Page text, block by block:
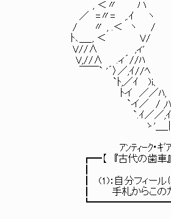
, ＜〃 ハ
／ =〃= ,.ｲ ヽ
/ 〃 , .＜ ヽ /
ﾄ､＿_, ＜ V/
V//∧ ,ィ' 【 手
V,//∧ .ィ´//ﾊ
￣￣` '´〉／,ｲ//ﾍ 【 ☆２
`ﾄ,／ｲ )i、
ﾄイ ／／ﾊ,
`イ／ / ,ﾊ
`.ｲ／／,ｲ
ゝ'＿_|
ｱﾝﾃｨｰｸ･ｷﾞｱ
┏━【 『古代の歯車』
┃ (1)：自分フィールに「古
┃ 手札からこのカードを